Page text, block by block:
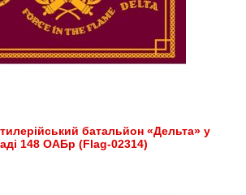
батальйон «Дельта» у
148 ОАБр (Flag-02314)